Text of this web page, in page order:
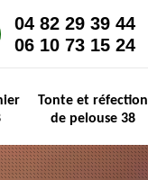
04 82 29 39 44
06 10 73 15 24
Tonte et réfection
de pelouse 38